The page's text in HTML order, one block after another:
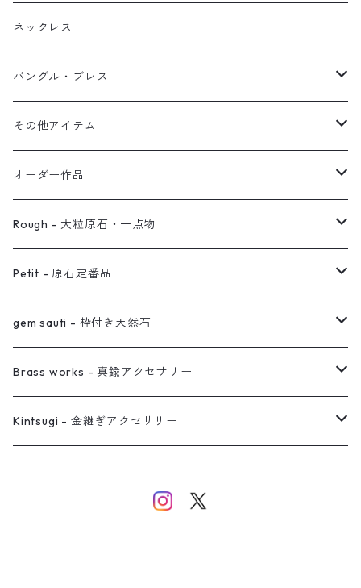
ブレス
オブジェ
イヤーカフ
フープ
植物イヤーカフ
ぶら下がりイヤーカフ
2連イヤーカフ
イヤリング対応
ノンホールピアス
オーダー用ページ
真鍮イヤーカフ
ネックレス
バングル・ブレス
ブレスレット
バングル
その他アイテム
ブローチ
ヘアアクセサリー
オーダー作品
リング
ネックレス
ピアス
イヤーカフ
バングル
Rough - 大粒原石・一点物
ピアス
リング
ネックレス
イヤーカフ
Petit - 原石定番品
ピアス
リング
ネックレス
gem sauti - 枠付き天然石
ピアス
ネックレス
Brass works - 真鍮アクセサリー
リング
Kintsugi - 金継ぎアクセサリー